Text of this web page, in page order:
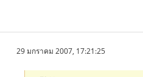
29 มกราคม 2007, 17:21:25